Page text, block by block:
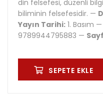
din felsefesi, düzenli
biliminin felsefesidir. —
Yayın Tarihi: 1. Basım
9789944795883 —
SEPETE EKLE